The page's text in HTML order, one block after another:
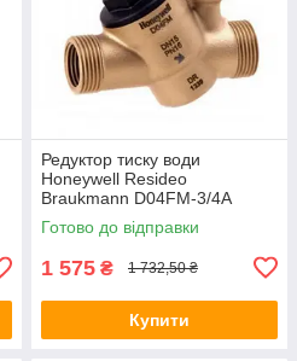
Редуктор тиску води
Honeywell Resideo
Braukmann D04FM-3/4A
Готово до відправки
1 575 ₴ 1 732,50 ₴
Купити